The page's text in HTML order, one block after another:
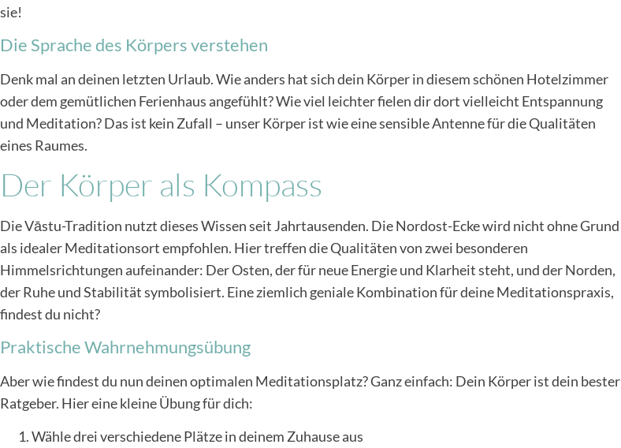
sie!
Die Sprache des Körpers verstehen
Denk mal an deinen letzten Urlaub. Wie anders hat sich dein Körper in diesem schönen Hotelzimmer
oder dem gemütlichen Ferienhaus angefühlt? Wie viel leichter fielen dir dort vielleicht Entspannung
und Meditation? Das ist kein Zufall – unser Körper ist wie eine sensible Antenne für die Qualitäten
eines Raumes.
Der Körper als Kompass
Die Vāstu-Tradition nutzt dieses Wissen seit Jahrtausenden. Die Nordost-Ecke wird nicht ohne Grund
als idealer Meditationsort empfohlen. Hier treffen die Qualitäten von zwei besonderen
Himmelsrichtungen aufeinander: Der Osten, der für neue Energie und Klarheit steht, und der Norden,
der Ruhe und Stabilität symbolisiert. Eine ziemlich geniale Kombination für deine Meditationspraxis,
findest du nicht?
Praktische Wahrnehmungsübung
Aber wie findest du nun deinen optimalen Meditationsplatz? Ganz einfach: Dein Körper ist dein bester
Ratgeber. Hier eine kleine Übung für dich:
Wähle drei verschiedene Plätze in deinem Zuhause aus